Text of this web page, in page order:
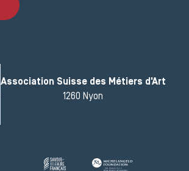
Association Suisse des Métiers d'Art
1260 Nyon